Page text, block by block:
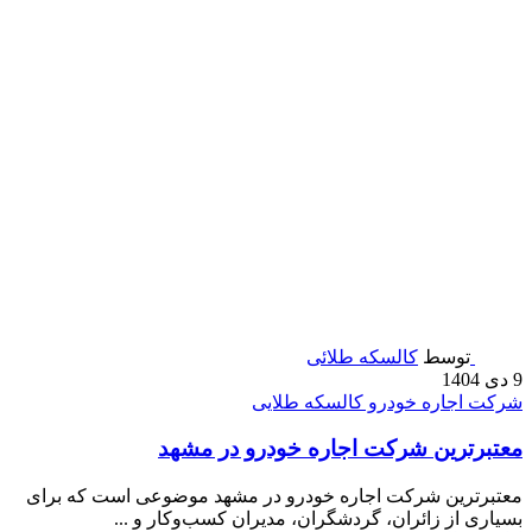
توسط کالسکه طلائی
9 دی 1404
شرکت اجاره خودرو کالسکه طلایی
معتبرترین شرکت اجاره خودرو در مشهد
معتبرترین شرکت اجاره خودرو در مشهد موضوعی است که برای
بسیاری از زائران، گردشگران، مدیران کسب‌وکار و ...